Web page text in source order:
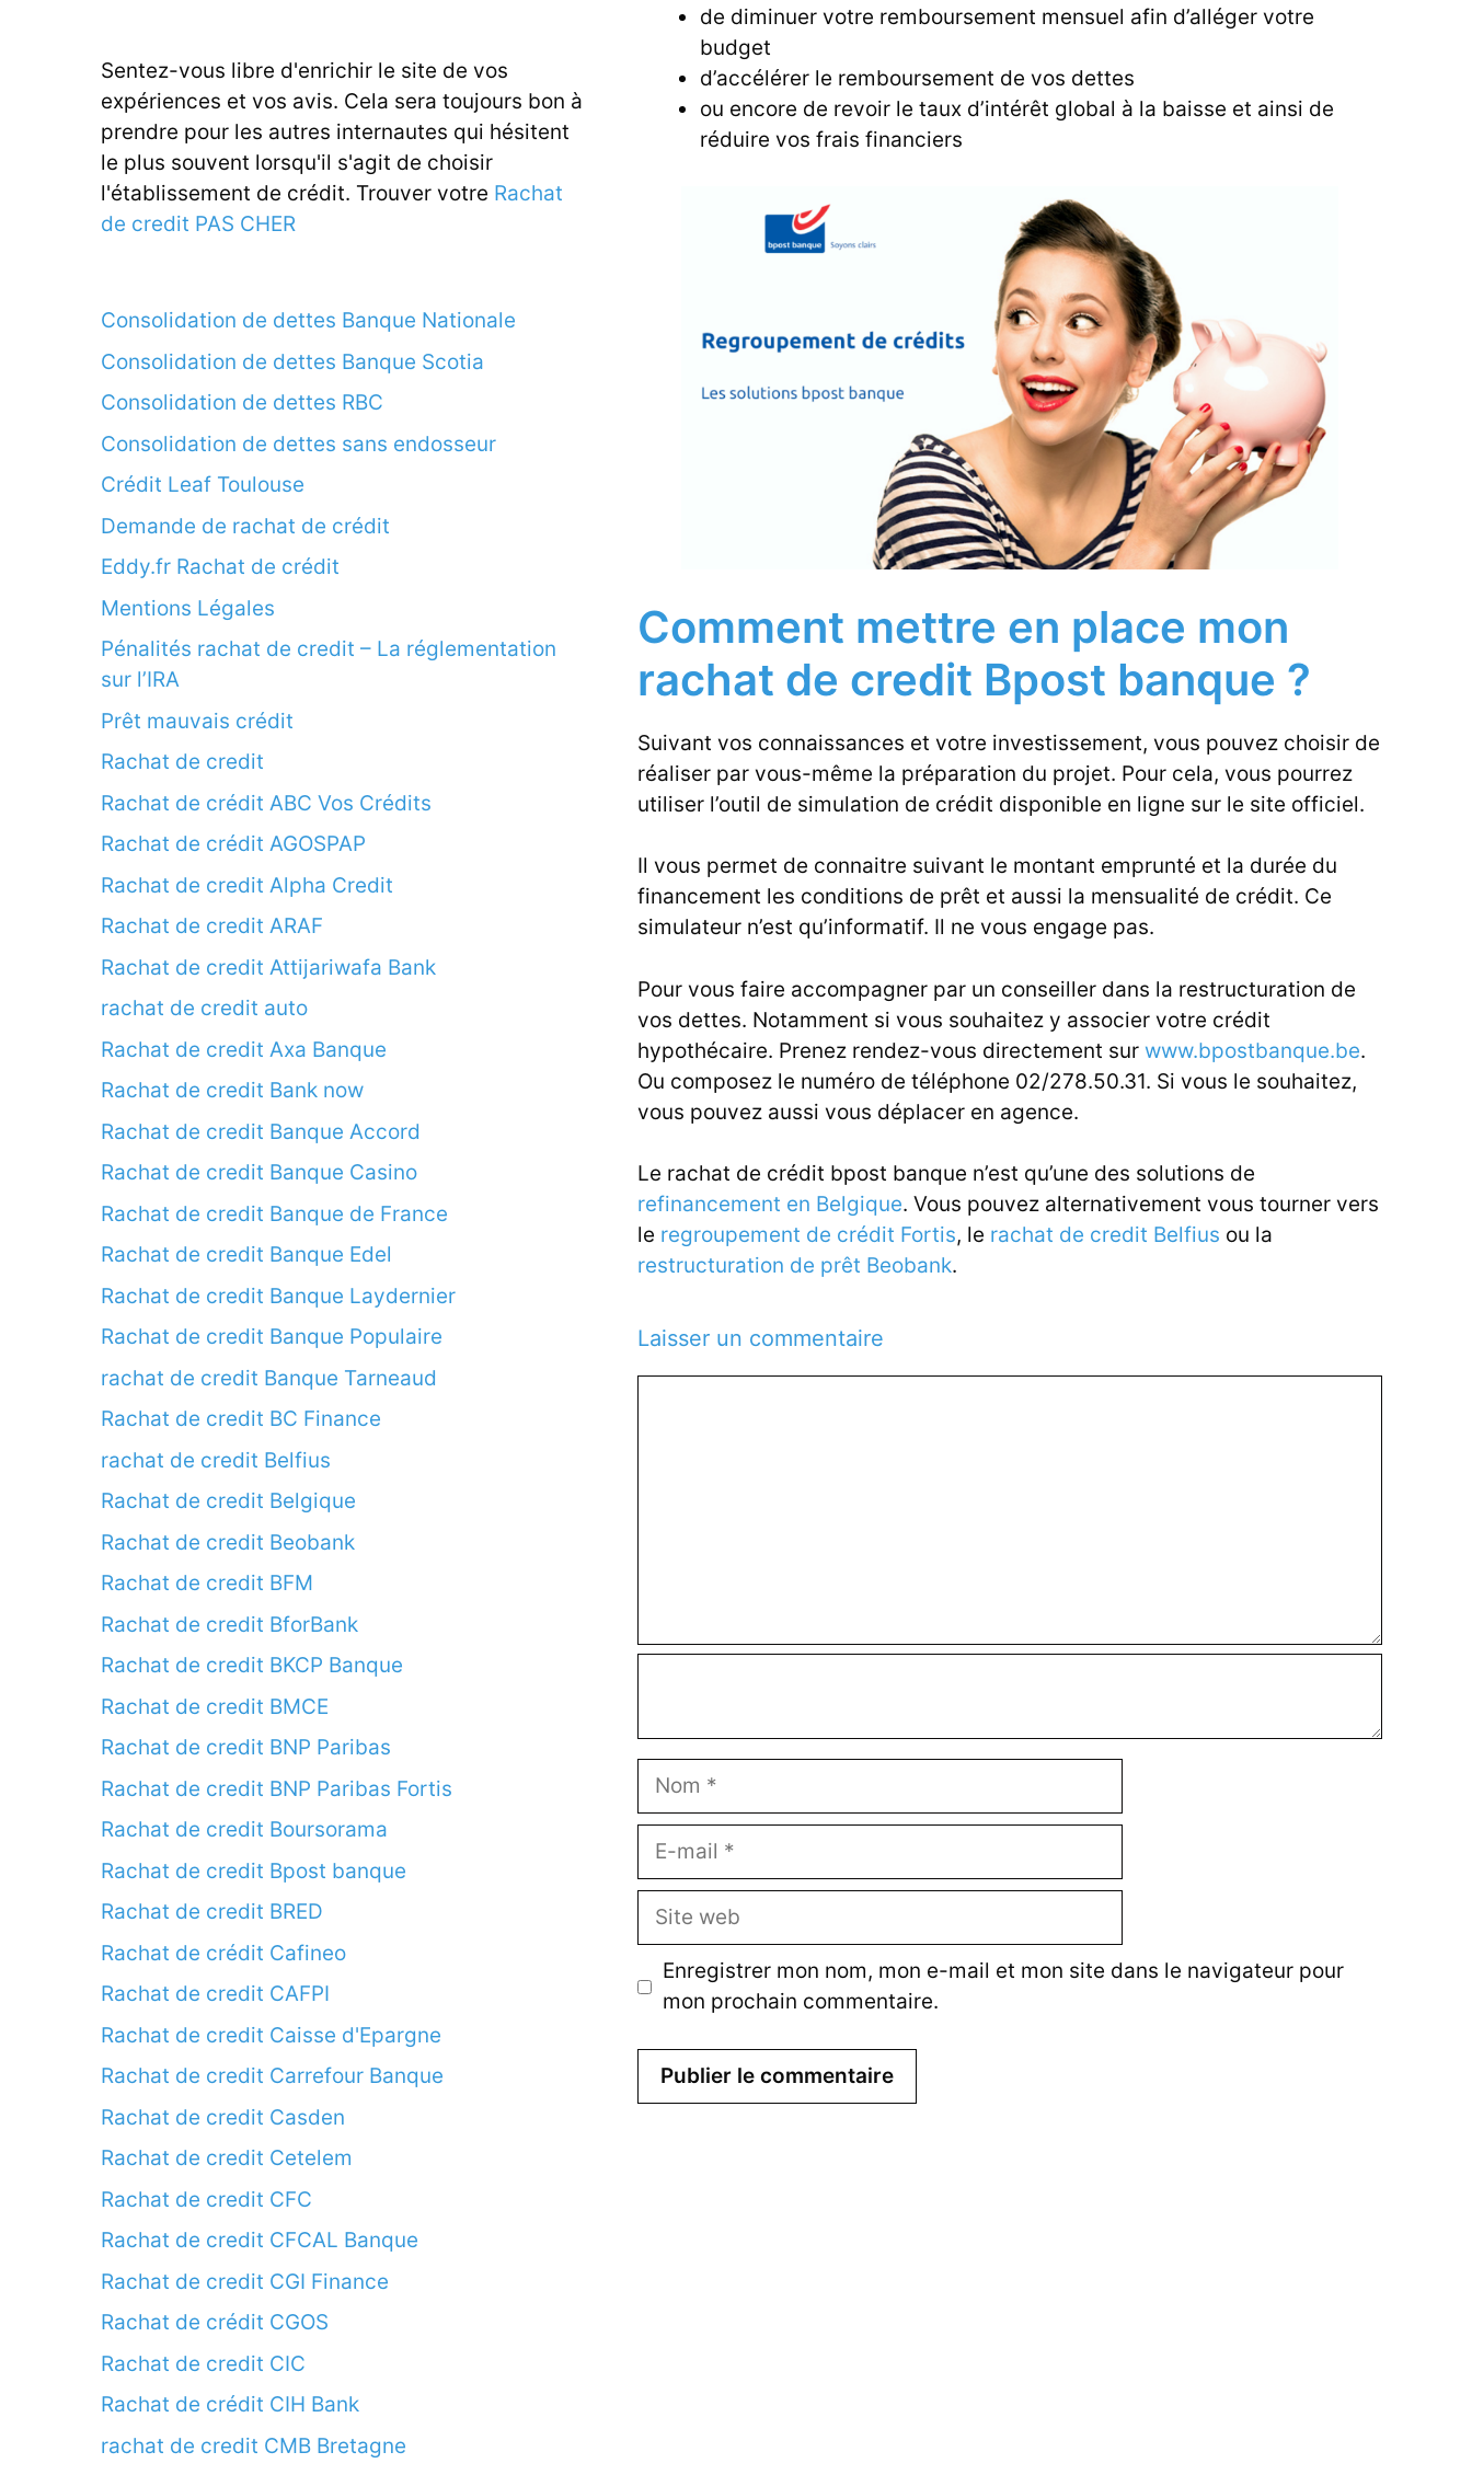
de diminuer votre remboursement mensuel afin d’alléger votre
budget
d’accélérer le remboursement de vos dettes
ou encore de revoir le taux d’intérêt global à la baisse et ainsi de
réduire vos frais financiers
Comment mettre en place mon
rachat de credit Bpost banque ?
Suivant vos connaissances et votre investissement, vous pouvez choisir de
réaliser par vous-même la préparation du projet. Pour cela, vous pourrez
utiliser l’outil de simulation de crédit disponible en ligne sur le site officiel.
Il vous permet de connaitre suivant le montant emprunté et la durée du
financement les conditions de prêt et aussi la mensualité de crédit. Ce
simulateur n’est qu’informatif. Il ne vous engage pas.
Pour vous faire accompagner par un conseiller dans la restructuration de
vos dettes. Notamment si vous souhaitez y associer votre crédit
hypothécaire. Prenez rendez-vous directement sur www.bpostbanque.be.
Ou composez le numéro de téléphone 02/278.50.31. Si vous le souhaitez,
vous pouvez aussi vous déplacer en agence.
Le rachat de crédit bpost banque n’est qu’une des solutions de
refinancement en Belgique. Vous pouvez alternativement vous tourner vers
le regroupement de crédit Fortis, le rachat de credit Belfius ou la
restructuration de prêt Beobank.
Laisser un commentaire
m
m
le
e
Enregistrer mon nom, mon e-mail et mon site dans le navigateur pour
mon prochain commentaire.
Sentez-vous libre d'enrichir le site de vos
expériences et vos avis. Cela sera toujours bon à
prendre pour les autres internautes qui hésitent
le plus souvent lorsqu'il s'agit de choisir
l'établissement de crédit. Trouver votre Rachat
de credit PAS CHER
Consolidation de dettes Banque Nationale
Consolidation de dettes Banque Scotia
Consolidation de dettes RBC
Consolidation de dettes sans endosseur
Crédit Leaf Toulouse
Demande de rachat de crédit
Eddy.fr Rachat de crédit
Mentions Légales
Pénalités rachat de credit – La réglementation
sur l’IRA
Prêt mauvais crédit
Rachat de credit
Rachat de crédit ABC Vos Crédits
Rachat de crédit AGOSPAP
Rachat de credit Alpha Credit
Rachat de credit ARAF
Rachat de credit Attijariwafa Bank
rachat de credit auto
Rachat de credit Axa Banque
Rachat de credit Bank now
Rachat de credit Banque Accord
Rachat de credit Banque Casino
Rachat de credit Banque de France
Rachat de credit Banque Edel
Rachat de credit Banque Laydernier
Rachat de credit Banque Populaire
rachat de credit Banque Tarneaud
Rachat de credit BC Finance
rachat de credit Belfius
Rachat de credit Belgique
Rachat de credit Beobank
Rachat de credit BFM
Rachat de credit BforBank
Rachat de credit BKCP Banque
Rachat de credit BMCE
Rachat de credit BNP Paribas
Rachat de credit BNP Paribas Fortis
Rachat de credit Boursorama
Rachat de credit Bpost banque
Rachat de credit BRED
Rachat de crédit Cafineo
Rachat de credit CAFPI
Rachat de credit Caisse d'Epargne
Rachat de credit Carrefour Banque
Rachat de credit Casden
Rachat de credit Cetelem
Rachat de credit CFC
Rachat de credit CFCAL Banque
Rachat de credit CGI Finance
Rachat de crédit CGOS
Rachat de credit CIC
Rachat de crédit CIH Bank
rachat de credit CMB Bretagne